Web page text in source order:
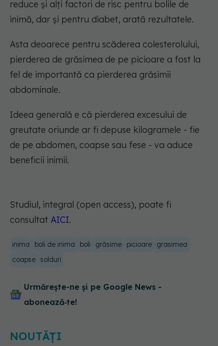
reduce și alți factori de risc pentru bolile de
inimă, dar și pentru diabet, arată rezultatele.
Asta deoarece pentru scăderea colesterolului,
pierderea de grăsimea de pe picioare a fost la
fel de importantă ca pierderea grăsimii
abdominale.
Ideea generală e că pierderea excesului de
greutate oriunde ar fi depuse kilogramele - fie
de pe abdomen, coapse sau fese - va aduce
beneficii inimii.
Studiul, integral (open access), poate fi
consultat AICI.
inima boli de inima boli grăsime picioare
grasimea
coapse solduri
Urmărește-ne și pe Google News -
abonează‑te!
NOUTĂȚI